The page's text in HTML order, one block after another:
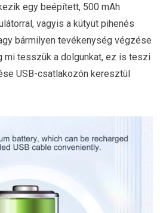
egy beépített, 500 mAh
vagyis a kütyüt pihenés
bármilyen tevékenység végzése
mi tesszük a dolgunkat, ez is teszi
USB-csatlakozón keresztül